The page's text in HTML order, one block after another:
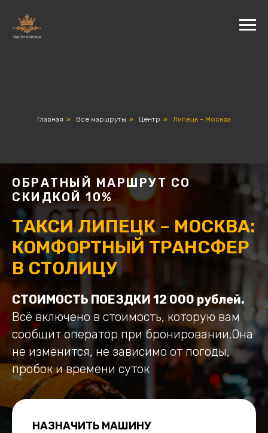
Главная » Все маршруты » Центр » Липецк - Москва
ОБРАТНЫЙ МАРШРУТ СО
СКИДКОЙ 10%
ТАКСИ ЛИПЕЦК – МОСКВА:
КОМФОРТНЫЙ ТРАНСФЕР
В СТОЛИЦУ
СТОИМОСТЬ ПОЕЗДКИ 12 000 рублей.
Всё включено в стоимость, которую вам
сообщит оператор при бронировании.Она
не изменится, не зависимо от погоды,
пробок и времени суток
НАЗНАЧИТЬ МАШИНУ